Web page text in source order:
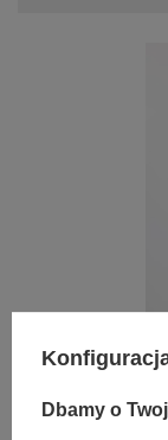
Dbamy o